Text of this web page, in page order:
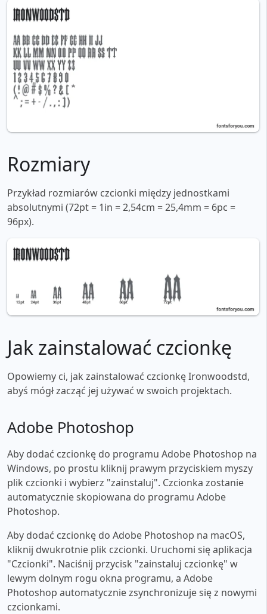
Rozmiary
Przykład rozmiarów czcionki między jednostkami
absolutnymi (72pt = 1in = 2,54cm = 25,4mm = 6pc =
96px).
Jak zainstalować czcionkę
Opowiemy ci, jak zainstalować czcionkę Ironwoodstd,
abyś mógł zacząć jej używać w swoich projektach.
Adobe Photoshop
Aby dodać czcionkę do programu Adobe Photoshop na
Windows, po prostu kliknij prawym przyciskiem myszy
plik czcionki i wybierz "zainstaluj". Czcionka zostanie
automatycznie skopiowana do programu Adobe
Photoshop.
Aby dodać czcionkę do Adobe Photoshop na macOS,
kliknij dwukrotnie plik czcionki. Uruchomi się aplikacja
"Czcionki". Naciśnij przycisk "zainstaluj czcionkę" w
lewym dolnym rogu okna programu, a Adobe
Photoshop automatycznie zsynchronizuje się z nowymi
czcionkami.